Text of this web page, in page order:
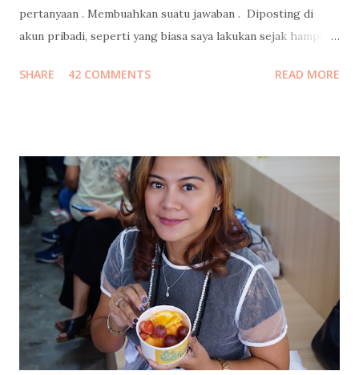
pertanyaan . Membuahkan suatu jawaban . Diposting di
akun pribadi, seperti yang biasa saya lakukan sejak hampir
Facebook. Jawaban yang juga autopost ke facebook itu
media online mengcopas ditambah clickbaits. Tidak ada
media yang mewawancara saya terlebih dahulu ke saya
kecuali satu media yang menghasilkan tulisan berkelas
dengan data komprehensif ini . Well, ada juga yang sempat
email ke saya untuk meminta wawancara, tapi belum sempat
saya jawab, sudah menurunkan berita duluan selang sejam
setelah saya posting foto di bustrans Jakarta . Selebihnya...
Tidak ada yang konfirmasi terlebih d...
SHARE 42 COMMENTS READ MORE